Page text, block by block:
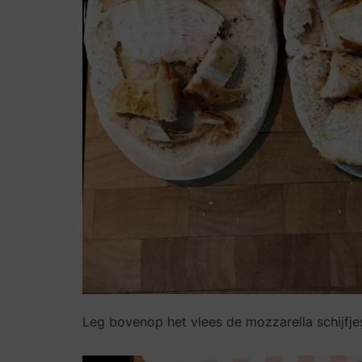
Leg bovenop het vlees de mozzarella